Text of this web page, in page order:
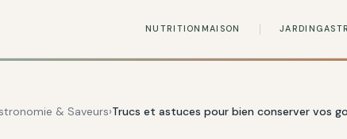
NUTRITION MAISON JARDIN
& Saveurs Trucs et astuces pour bien conserver vos